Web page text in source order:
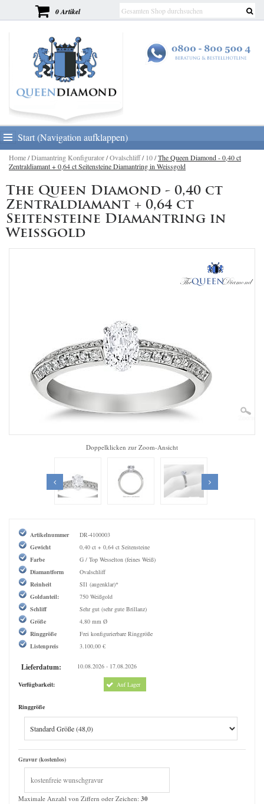
0 Artikel
Start (Navigation aufklappen)
Home/Diamantring Konfigurator/Ovalschliff/ 10/The Queen Diamond - 0,40 ct
Zentraldiamant + 0,64 ct Seitensteine Diamantring in Weissgold
The Queen Diamond - 0,40 ct
Zentraldiamant + 0,64 ct
Seitensteine Diamantring in
Weissgold
Zoom
Doppelklicken zur Zoom-Ansicht
Artikelnummer
DR-4100003
Gewicht
0,40 ct + 0,64 ct Seitensteine
Farbe
G / Top Wesselton (feines Weiß)
Diamantform
Ovalschliff
Reinheit
SI1 (augenklar)*
Goldanteil:
750 Weißgold
Schliff
Sehr gut (sehr gute Brillanz)
Größe
4,80 mm Ø
Ringgröße
Frei konfigurierbare Ringgröße
Listenpreis
3.100,00 €
Lieferdatum: 10.08.2026 - 17.08.2026
Verfügbarkeit: Auf Lager
Ringgröße
Gravur (kostenlos)
Maximale Anzahl von Ziffern oder Zeichen: 30